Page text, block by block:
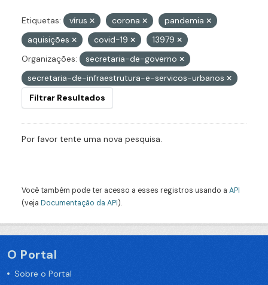
Etiquetas: vírus corona
pandemia
aquisições
covid-19
13979
Organizações:
secretaria-de-governo
secretaria-de-infraestrutura-e-servicos-urbanos
Filtrar Resultados
Por favor tente uma nova pesquisa.
Você também pode ter acesso a esses registros usando a API
(veja Documentação da API).
O Portal
Sobre o Portal